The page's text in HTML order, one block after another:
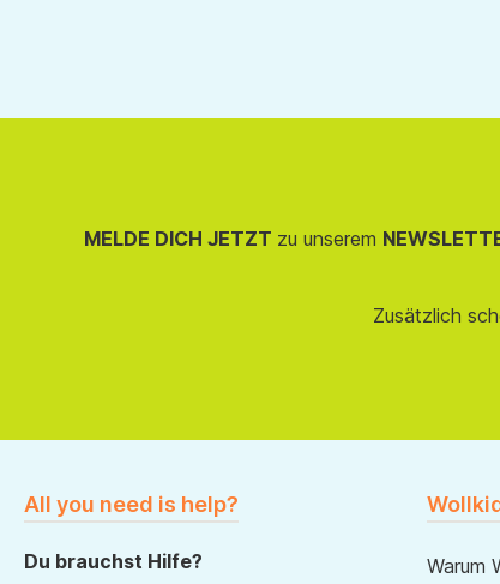
MELDE DICH JETZT zu unserem
Zusätzlich
All you need is help?
Du brauchst Hilfe?
Warum